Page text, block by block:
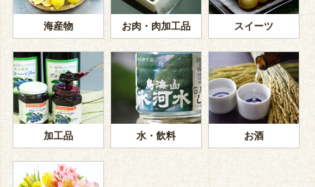
海産物 お肉・肉加工品 スイーツ
加工品 水・飲料 お酒